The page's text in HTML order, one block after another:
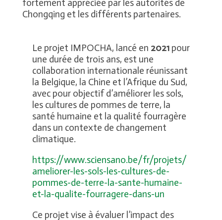
fortement appréciée par les autorités de
Chongqing et les différents partenaires.
Le projet IMPOCHA, lancé en 2021pour
une durée de trois ans, est une
collaboration internationale réunissant
la Belgique, la Chine et l’Afrique du Sud,
avec pour objectif d’améliorer les sols,
les cultures de pommes de terre, la
santé humaine et la qualité fourragère
dans un contexte de changement
climatique.
https://www.sciensano.be/fr/projets/
ameliorer-les-sols-les-cultures-de-
pommes-de-terre-la-sante-humaine-
et-la-qualite-fourragere-dans-un
Ce projet vise à évaluer l’impact des